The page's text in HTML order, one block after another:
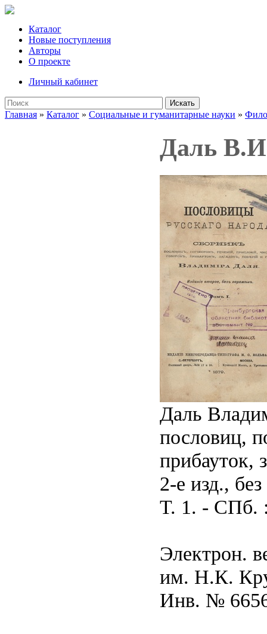
Каталог
Новые поступления
Авторы
О проекте
Личный кабинет
Искать
Главная » Каталог » Социальные и гуманитарные науки »
Даль
Даль
пословиц,
прибауток,
2-е изд.,
Т. 1. - СПб.
Электрон.
им. Н.К.
Инв. №